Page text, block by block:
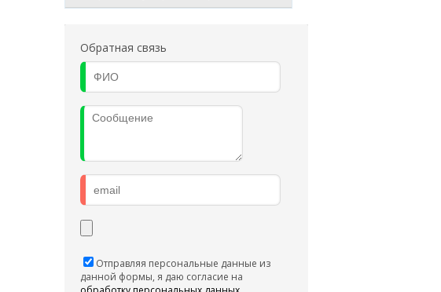
Обратная связь
Отправляя персональные данные из
данной формы, я даю согласие на